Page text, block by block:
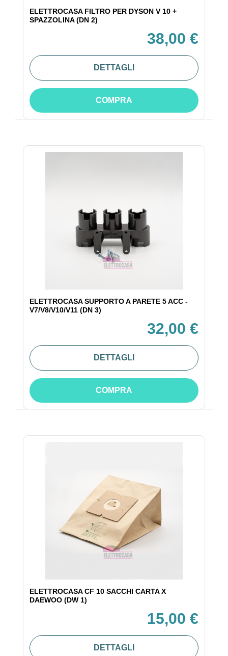
ELETTROCASA FILTRO PER DYSON V 10 +
SPAZZOLINA (DN 2)
38,00 €
DETTAGLI
COMPRA
ELETTROCASA SUPPORTO A PARETE 5 ACC -
V7/V8/V10/V11 (DN 3)
32,00 €
DETTAGLI
COMPRA
ELETTROCASA CF 10 SACCHI CARTA X
DAEWOO (DW 1)
15,00 €
DETTAGLI